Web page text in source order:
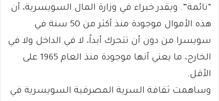
“نائمة”. ويقدر خبراء في وزارة المال السويسرية، أن
هذه الأموال موجودة منذ أكثر من 50 سنة في
سويسرا من دون أن تتحرك أبداً، لا في الداخل ولا في
الخارج، ما يعني أنها موجودة منذ العام 1965 على
الأقل.
وساهمت ثقافة السرية المصرفية السويسرية في